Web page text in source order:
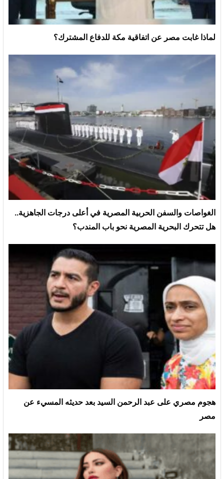
لماذا غابت مصر عن اتفاقية مكة للدفاع المشترك؟
الغواصات والسفن الحربية المصرية في أعلى درجات الجاهزية..
هل تتحرك البحرية المصرية نحو باب المندب؟
هجوم مصري على عبد الرحمن السيد بعد حديثه المسيء عن
مصر